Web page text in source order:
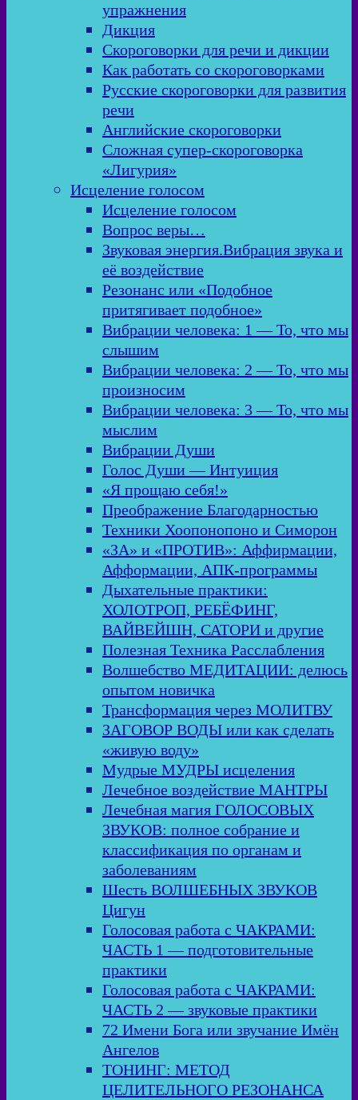
упражнения
Дикция
Скороговорки для речи и дикции
Как работать со скороговорками
Русские скороговорки для развития
речи
Английские скороговорки
Сложная супер-скороговорка
«Лигурия»
Исцеление голосом
Исцеление голосом
Вопрос веры…
Звуковая энергия.Вибрация звука и
её воздействие
Резонанс или «Подобное
притягивает подобное»
Вибрации человека: 1 — То, что мы
слышим
Вибрации человека: 2 — То, что мы
произносим
Вибрации человека: 3 — То, что мы
мыслим
Вибрации Души
Голос Души — Интуиция
«Я прощаю себя!»
Преображение Благодарностью
Техники Хоопонопоно и Симорон
«ЗА» и «ПРОТИВ»: Аффирмации,
Афформации, АПК-программы
Дыхательные практики:
ХОЛОТРОП, РЕБЁФИНГ,
ВАЙВЕЙШН, САТОРИ и другие
Полезная Техника Расслабления
Волшебство МЕДИТАЦИИ: делюсь
опытом новичка
Трансформация через МОЛИТВУ
ЗАГОВОР ВОДЫ или как сделать
«живую воду»
Мудрые МУДРЫ исцеления
Лечебное воздействие МАНТРЫ
Лечебная магия ГОЛОСОВЫХ
ЗВУКОВ: полное собрание и
классификация по органам и
заболеваниям
Шесть ВОЛШЕБНЫХ ЗВУКОВ
Цигун
Голосовая работа с ЧАКРАМИ:
ЧАСТЬ 1 — подготовительные
практики
Голосовая работа с ЧАКРАМИ:
ЧАСТЬ 2 — звуковые практики
72 Имени Бога или звучание Имён
Ангелов
ТОНИНГ: МЕТОД
ЦЕЛИТЕЛЬНОГО РЕЗОНАНСА